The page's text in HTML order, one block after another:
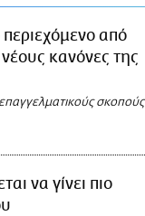
από
κανόνες της
σκοπούς
να γίνει πιο